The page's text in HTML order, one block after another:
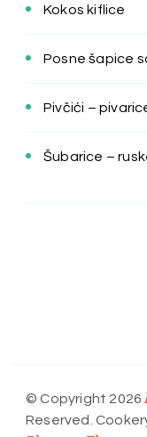
Kokos kiflice
Posne šapice
Pivčići –
Šubarice –
© Copyright 2026
Reserved.